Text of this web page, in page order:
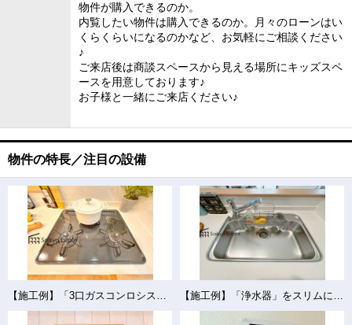
物件が購入できるのか。
内覧したい物件は購入できるのか。月々のローンはい
くらくらいになるのかなど、お気軽にご相談ください
♪
ご来店後は商談スペースから見える場所にキッズスペ
ースを用意しております♪
お子様と一緒にご来店ください♪
物件の特長／注目の設備
【施工例】「3口ガスコンロシステム」はたくさんの料理が同時に作れて便利な上、凹凸が少ないフラットトップなのでお掃除も楽々です。 【施工例】「浄水器」をスリムに内蔵したハンドシャワー式の水栓金具です。シンクもスッキリ！